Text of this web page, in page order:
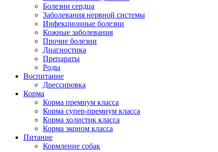
Болезни сердца
Заболевания нервной системы
Инфекционные болезни
Кожные заболевания
Прочие болезни
Диагностика
Препараты
Роды
Воспитание
Дрессировка
Корма
Корма премиум класса
Корма супер-премиум класса
Корма холистик класса
Корма эконом класса
Питание
Кормление собак